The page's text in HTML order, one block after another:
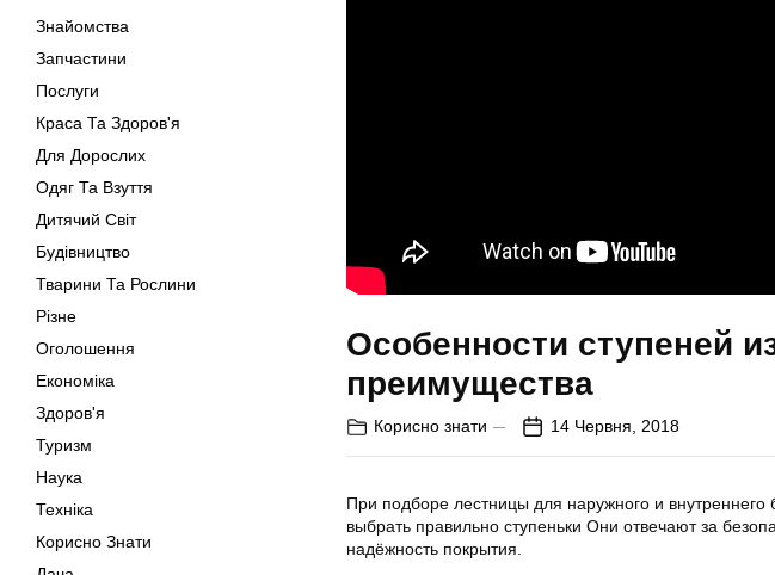
Знайомства
Запчастини
Послуги
Краса Та Здоров'я
Для Дорослих
Одяг Та Взуття
Дитячий Світ
Будівництво
Тварини Та Рослини
Різне
Оголошення
Економіка
Здоров'я
Туризм
Наука
Техніка
Корисно Знати
Особенности ступеней
преимущества
Корисно знати 14 Червня, 2018
При подборе лестницы для наружного и внутреннего
выбрать правильно ступеньки Они отвечают за
надёжность покрытия.